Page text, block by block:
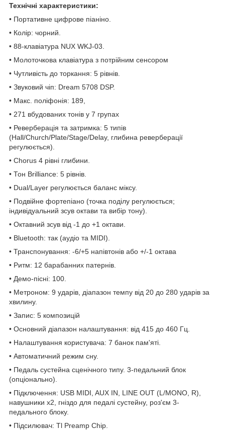
Технічні характеристики:
• Портативне цифрове піаніно.
• Колір: чорний.
• 88-клавіатура NUX WKJ-03.
• Молоточкова клавіатура з потрійним сенсором
• Чутливість до торкання: 5 рівнів.
• Звуковий чіп: Dream 5708 DSP.
• Макс. поліфонія: 189,
• 271 вбудованих тонів у 7 групах
• Реверберація та затримка: 5 типів
(Hall/Church/Plate/Stage/Delay, глибина реверберації
регулюється).
• Chorus 4 рівні глибини.
• Тон Brilliance: 5 рівнів.
• Dual/Layer регулюється баланс міксу.
• Подвійне фортепіано (точка поділу регулюється;
індивідуальний зсув октави та вибір тону).
• Октавний зсув від -1 до +1 октави.
• Bluetooth: так (аудіо та MIDI).
• Транспонування: -6/+5 напівтонів або +/-1 октава
• Ритм: 12 барабанних патернів.
• Демо-пісні: 100.
• Метроном: 9 ударів, діапазон темпу від 20 до 280 ударів за
хвилину.
• Запис: 5 композицій
• Основний діапазон налаштування: від 415 до 460 Гц.
• Налаштування користувача: 7 банок пам'яті.
• Автоматичний режим сну.
• Педаль сустейна сценічного типу. 3-педальний блок
(опціонально).
• Підключення: USB MIDI, AUX IN, LINE OUT (L/MONO, R),
навушники х2, гніздо для педалі сустейну, роз'єм 3-
педального блоку.
• Підсилювач: Tl Preamp Chip.